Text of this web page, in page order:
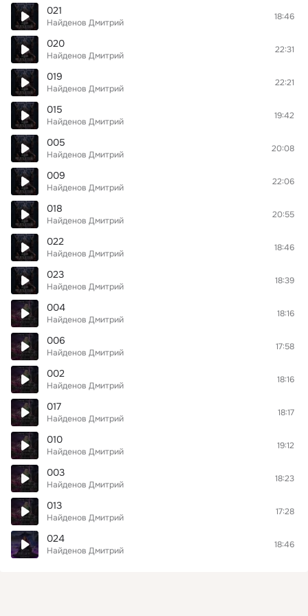
021
Найденов Дмитрий
18:46
020
Найденов Дмитрий
22:31
019
Найденов Дмитрий
22:21
015
Найденов Дмитрий
19:42
005
Найденов Дмитрий
20:08
009
Найденов Дмитрий
22:06
018
Найденов Дмитрий
20:55
022
Найденов Дмитрий
18:46
023
Найденов Дмитрий
18:39
004
Найденов Дмитрий
18:16
006
Найденов Дмитрий
17:58
002
Найденов Дмитрий
18:16
017
Найденов Дмитрий
18:17
010
Найденов Дмитрий
19:12
003
Найденов Дмитрий
18:23
013
Найденов Дмитрий
17:28
024
Найденов Дмитрий
18:46